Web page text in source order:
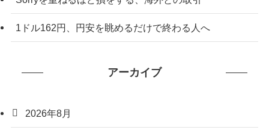
1ドル162円、円安を眺めるだけで終わる人へ
アーカイブ
2026年8月